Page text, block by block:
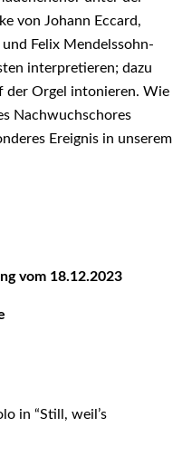
von Johann Eccard,
Felix Mendelssohn-
interpretieren; dazu
der Orgel intonieren. Wie
Nachwuchschores
Ereignis in unserem
vom 18.12.2023
in “Still, weil’s